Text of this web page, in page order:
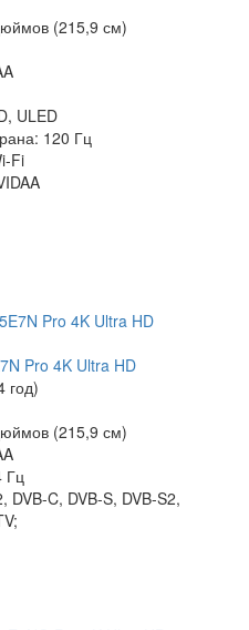
(215,9 см)
ULED
120 Гц
Fi
Pro 4K Ultra HD
год)
(215,9 см)
Гц
DVB-C, DVB-S, DVB-S2,